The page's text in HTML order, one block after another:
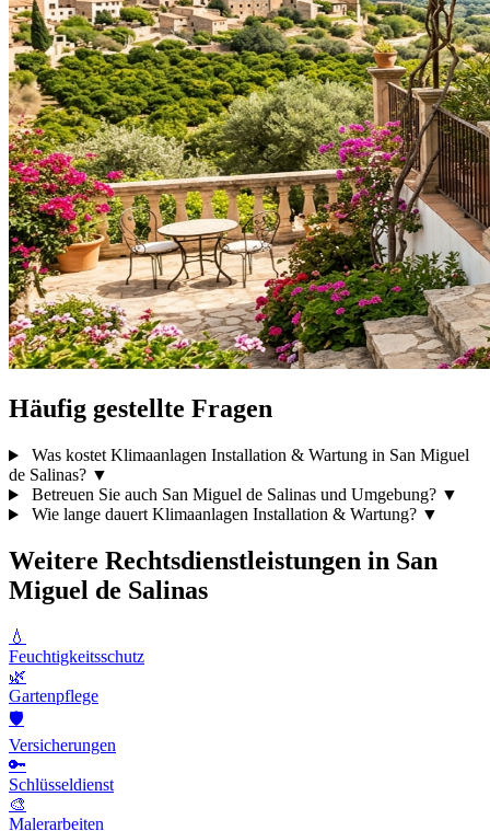
Häufig gestellte Fragen
Was kostet Klimaanlagen Installation & Wartung in San Miguel
de Salinas? ▼
Betreuen Sie auch San Miguel de Salinas und Umgebung? ▼
Wie lange dauert Klimaanlagen Installation & Wartung? ▼
Weitere Rechtsdienstleistungen in San
Miguel de Salinas
💧
Feuchtigkeitsschutz
🌿
Gartenpflege
🛡️
Versicherungen
🔑
Schlüsseldienst
🎨
Malerarbeiten